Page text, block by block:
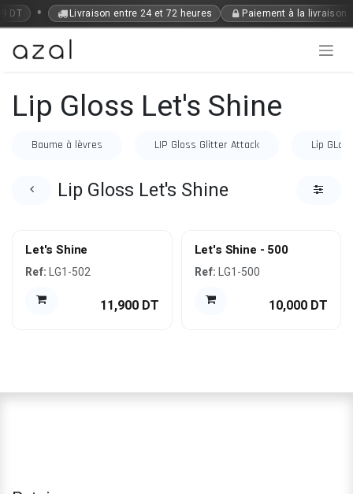
Se rendre au contenu
DT • Livraison entre 24 et 72 heures Paiement à la livraison
Lip Gloss Let's Shine
Baume à lèvres LIP Gloss Glitter Attack Lip
Lip Gloss Let's Shine
Let's Shine
Ref:LG1-502
11,900DT
Let's Shine - 500
Ref:LG1-500
10,000 DT